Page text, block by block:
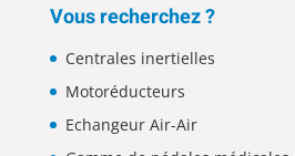
Vous recherchez ?
Centrales inertielles
Motoréducteurs
Echangeur Air-Air